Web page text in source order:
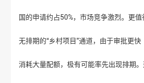
国的申请约占50%，市场竞争激烈。更
无排期的“乡村项目”通道，由于审批更
消耗大量配额，极有可能率先出现排期